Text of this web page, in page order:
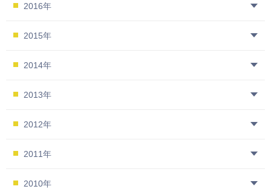
2016年
2015年
2014年
2013年
2012年
2011年
2010年